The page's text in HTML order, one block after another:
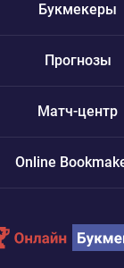
Букмекеры
Прогнозы
Матч-центр
Online